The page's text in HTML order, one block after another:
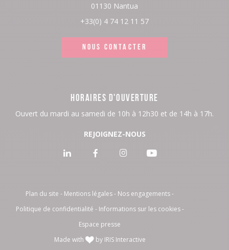
01130 Nantua
+33(0) 4 74 12 11 57
NOUS CONTACTER
HORAIRES D'OUVERTURE
Ouvert du mardi au samedi de 10h à 12h30 et de 14h à 17h.
REJOIGNEZ-NOUS
Voir
page
:
Voir
page
Voir
page
:
Voir
page
:
Plan du site Mentions légales
Nos engagements
Politique de confidentialité
Informations sur les cookies
Espace presse
Made with
by IRIS Interactive